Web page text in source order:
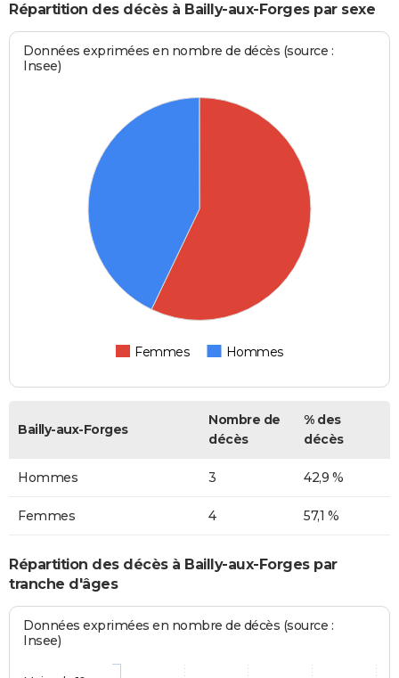
Répartition des décès à Bailly-aux-Forges par sexe
Données exprimées en nombre de décès (source :
Insee)
Femmes Hommes
Bailly-aux-Forges
Nombre de
décès
% des
décès
Hommes 3 42,9 %
Femmes 4 57,1 %
Répartition des décès à Bailly-aux-Forges par
tranche d'âges
Données exprimées en nombre de décès (source :
Insee)